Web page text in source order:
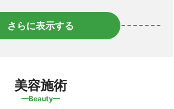
さらに表示する
美容施術
Beauty